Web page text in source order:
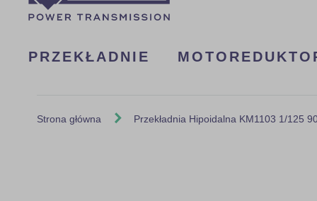
PRZEKŁADNIE
Strona główna Przekładnia Hipoidalna KM1103 1/125